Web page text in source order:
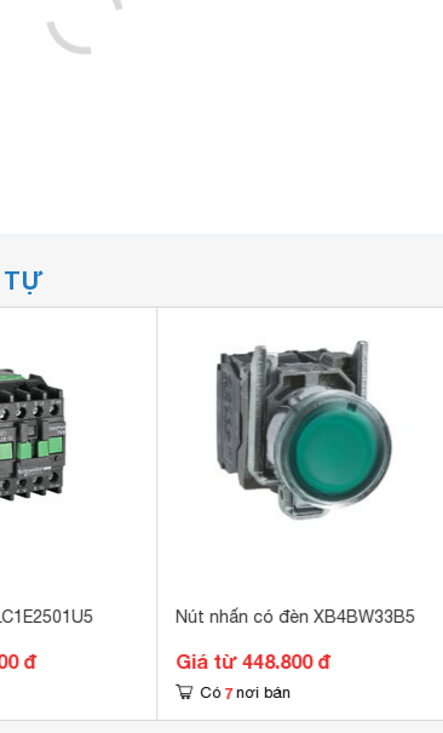
TỰ
đ
Nút nhấn có đèn XB4BW33B5
Giá từ 448.800 đ
Có 7 nơi bán